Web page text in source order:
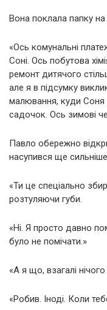
Вона поклала папку на
«Ось комунальні
Соні. Ось побутова
ремонт дитячого
але я в підсумку
малювання, куди Соня
садочок. Ось зимові
Павло обережно
насупився ще
«Ти це спеціально
розтуляючи губи.
«Ні. Я просто давно
було не помічати.»
«А я що, взагалі
«Робив. Іноді. Коли